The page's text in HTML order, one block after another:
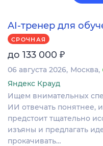
AI-тренер для
СРОЧНАЯ
до 133 000 ₽
06 августа 2026 Москва
Яндекс Крауд
Ищем внимательных
ИИ отвечать понятнее,
предстоит тщательно
изъяны и предлагать
прокачивать…